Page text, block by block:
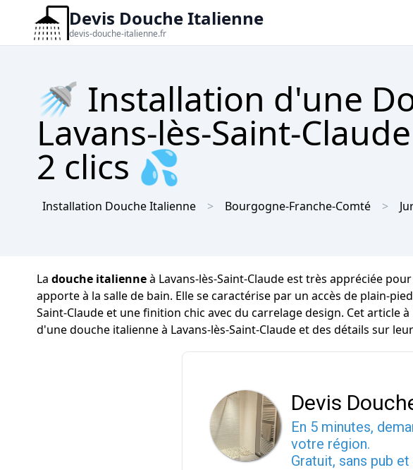
Devis Douche Italienne
devis-douche-italienne.fr
🚿 Installation d'une
Lavans-lès-Saint-
2 clics 💦
Installation Douche Italienne Bourgogne-Franche-Comté
La douche italienneà Lavans-lès-Saint-Claude est très appréciée
apporte à la salle de bain. Elle se caractérise par un accès de plain-
Saint-Claude et une finition chic avec du carrelage design. Cet article
d'une douche italienne à Lavans-lès-Saint-Claude et des détails sur
Devis
En 5 minutes,
votre région.
Gratuit, sans pub